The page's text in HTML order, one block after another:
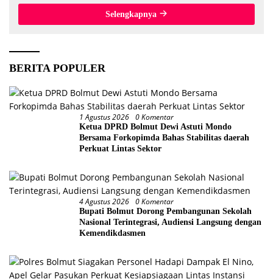
Selengkapnya
BERITA POPULER
1 Agustus 2026 0 Komentar
Ketua DPRD Bolmut Dewi Astuti Mondo
Bersama Forkopimda Bahas Stabilitas daerah
Perkuat Lintas Sektor
4 Agustus 2026 0 Komentar
Bupati Bolmut Dorong Pembangunan Sekolah
Nasional Terintegrasi, Audiensi Langsung dengan
Kemendikdasmen